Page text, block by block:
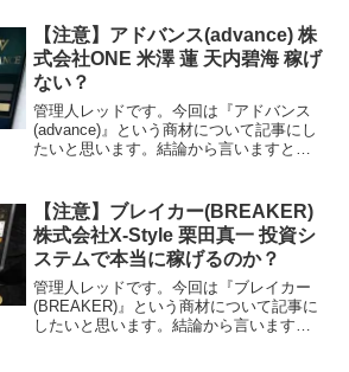
す。特定商取引法に基づく表示販売業者
名株式会社RIYODA運営責任者...
【注意】アドバンス(advance) 株
式会社ONE 米澤 蓮 天内碧海 稼げ
ない？
管理人レッドです。今回は『アドバンス
(advance)』という商材について記事にし
たいと思います。結論から言いますとお
商取引法に基づく表示販売事業者株式会
社ONE販売事...
【注意】ブレイカー(BREAKER)
株式会社X-Style 栗田真一 投資シ
ステムで本当に稼げるのか？
管理人レッドです。今回は『ブレイカー
(BREAKER)』という商材について記事に
したいと思います。結論から言いますと